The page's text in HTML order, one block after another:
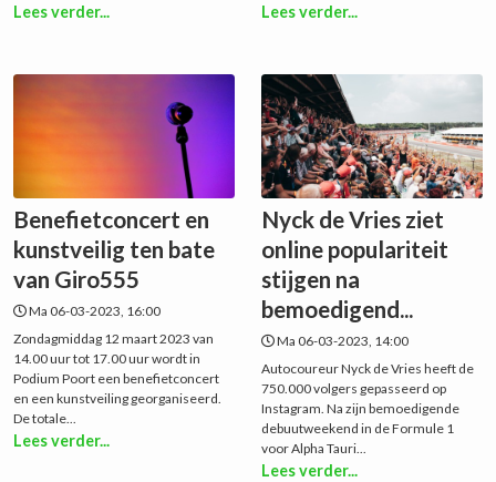
Lees verder... Lees verder...
Benefietconcert en
kunstveilig ten bate
van Giro555
Ma 06-03-2023, 16:00
Zondagmiddag 12 maart 2023 van
14.00 uur tot 17.00 uur wordt in
Podium Poort een benefietconcert
en een kunstveiling georganiseerd.
De totale...
Lees verder...
Nyck de Vries ziet
online populariteit
stijgen na
bemoedigend...
Ma 06-03-2023, 14:00
Autocoureur Nyck de Vries heeft de
750.000 volgers gepasseerd op
Instagram. Na zijn bemoedigende
debuutweekend in de Formule 1
voor Alpha Tauri...
Lees verder...